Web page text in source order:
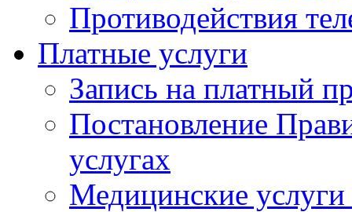
Противодействия
Платные услуги
Запись на платный
Постановление
услугах
Медицинские